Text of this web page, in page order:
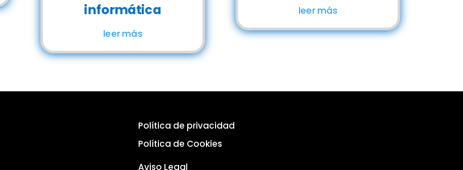
informática
leer más
leer más
Política de privacidad
Política de Cookies
Aviso Legal